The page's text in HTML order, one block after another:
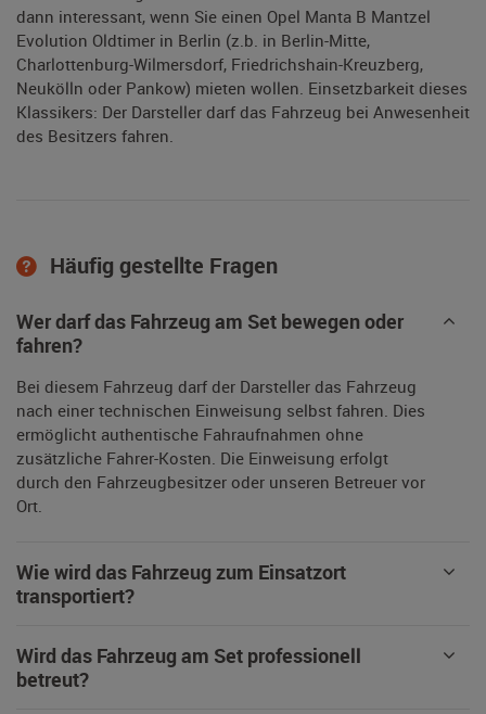
dann interessant, wenn Sie einen Opel Manta B Mantzel
Evolution Oldtimer in Berlin (z.b. in Berlin-Mitte,
Charlottenburg-Wilmersdorf, Friedrichshain-Kreuzberg,
Neukölln oder Pankow) mieten wollen. Einsetzbarkeit dieses
Klassikers: Der Darsteller darf das Fahrzeug bei Anwesenheit
des Besitzers fahren.
Häufig gestellte Fragen
Wer darf das Fahrzeug am Set bewegen oder
fahren?
Bei diesem Fahrzeug darf der Darsteller das Fahrzeug
nach einer technischen Einweisung selbst fahren. Dies
ermöglicht authentische Fahraufnahmen ohne
zusätzliche Fahrer-Kosten. Die Einweisung erfolgt
durch den Fahrzeugbesitzer oder unseren Betreuer vor
Ort.
Wie wird das Fahrzeug zum Einsatzort
transportiert?
Wird das Fahrzeug am Set professionell
betreut?